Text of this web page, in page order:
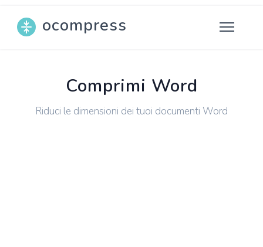
ocompress
Comprimi Word
Riduci le dimensioni dei tuoi documenti Word